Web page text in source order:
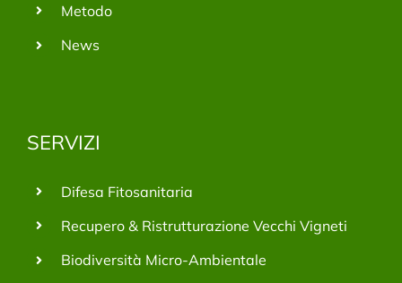
Metodo
News
SERVIZI
Difesa Fitosanitaria
Recupero & Ristrutturazione Vecchi Vigneti
Biodiversità Micro-Ambientale